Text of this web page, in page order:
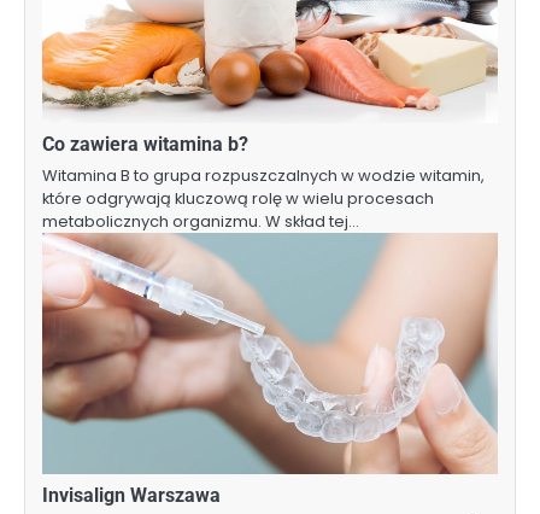
Co zawiera witamina b?
Witamina B to grupa rozpuszczalnych w wodzie witamin,
które odgrywają kluczową rolę w wielu procesach
metabolicznych organizmu. W skład tej…
Invisalign Warszawa